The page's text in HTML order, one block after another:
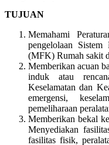
TUJUAN
Memahami
pengelolaan Sistem
(MFK) Rumah sakit
Memberikan acuan
induk atau
Keselamatan dan
emergensi,
pemeliharaan
Memberikan bekal
Menyediakan
fasilitas fisik,